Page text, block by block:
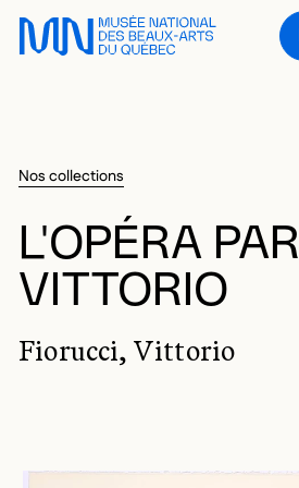
Sauter au menu principal
Sauter au contenu principal
Sauter au pied de page
Nos collections
L'OPÉRA PAR
VITTORIO
Fiorucci, Vittorio